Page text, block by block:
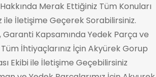
Merak Ettiğiniz Tüm Konuları
ile İletişime Geçerek Sorabilirsiniz.
Garanti Kapsamında Yedek Parça ve
İhtiyaçlarınız İçin Akyürek Gorup
Ekibi ile İletişime Geçebilirsiniz